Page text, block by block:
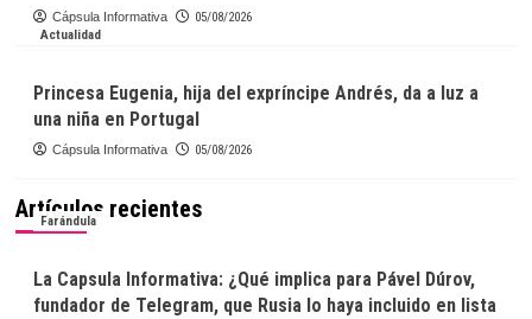
Cápsula Informativa
05/08/2026
Actualidad
Princesa Eugenia, hija del expríncipe Andrés, da a luz a
una niña en Portugal
Cápsula Informativa 05/08/2026
Artículos recientes
Farándula
La Capsula Informativa: ¿Qué implica para Pável Dúrov,
fundador de Telegram, que Rusia lo haya incluido en lista